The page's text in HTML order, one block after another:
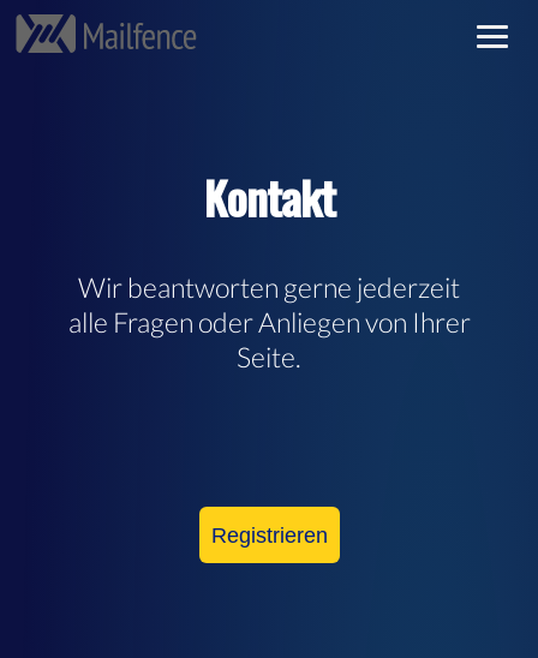
Kontakt
Wir beantworten gerne jederzeit
alle Fragen oder Anliegen von Ihrer
Seite.
Registrieren